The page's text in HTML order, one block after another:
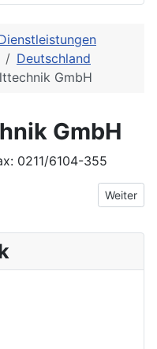
Deutschland
GmbH
GmbH
0211/6104-355
Umwelttechnik GmbH
Nächster
Weiter